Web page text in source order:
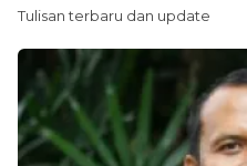
Tulisan terbaru dan update